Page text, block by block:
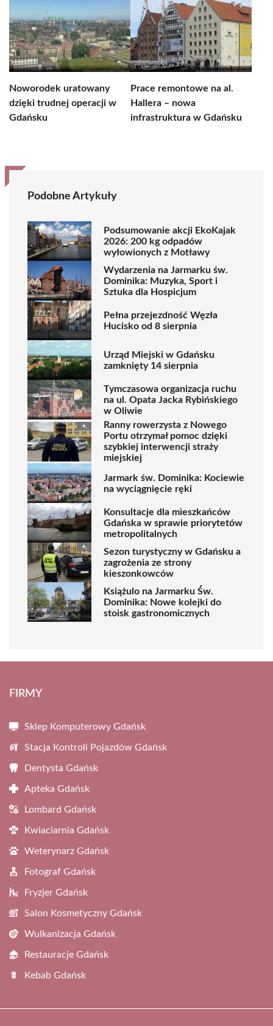
Noworodek uratowany
dzięki trudnej operacji w
Gdańsku
Prace remontowe na al.
Hallera – nowa
infrastruktura w Gdańsku
Podobne Artykuły
Podsumowanie akcji EkoKajak
2026: 200 kg odpadów
wyłowionych z Motławy
Wydarzenia na Jarmarku św.
Dominika: Muzyka, Sport i
Sztuka dla Hospicjum
Pełna przejezdność Węzła
Hucisko od 8 sierpnia
Urząd Miejski w Gdańsku
zamknięty 14 sierpnia
Tymczasowa organizacja ruchu
na ul. Opata Jacka Rybińskiego
w Oliwie
Ranny rowerzysta z Nowego
Portu otrzymał pomoc dzięki
szybkiej interwencji straży
miejskiej
Jarmark św. Dominika: Kociewie
na wyciągnięcie ręki
Konsultacje dla mieszkańców
Gdańska w sprawie priorytetów
metropolitalnych
Sezon turystyczny w Gdańsku a
zagrożenia ze strony
kieszonkowców
Książulo na Jarmarku Św.
Dominika: Nowe kolejki do
stoisk gastronomicznych
FIRMY
Sklep Komputerowy Gdańsk
Stacja Kontroli Pojazdów Gdańsk
Dentysta Gdańsk
Apteka Gdańsk
Lombard Gdańsk
Kwiaciarnia Gdańsk
Weterynarz Gdańsk
Fotograf Gdańsk
Fryzjer Gdańsk
Salon Kosmetyczny Gdańsk
Wulkanizacja Gdańsk
Restauracje Gdańsk
Kebab Gdańsk